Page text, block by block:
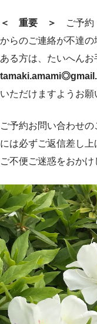
＜ 重要 ＞ ご予約
からのご連絡が不達
ある方は、たいへんお
いただけますようお願
ご予約お問い合わせ
には必ずご返信差し上
ご不便ご迷惑をおかけ